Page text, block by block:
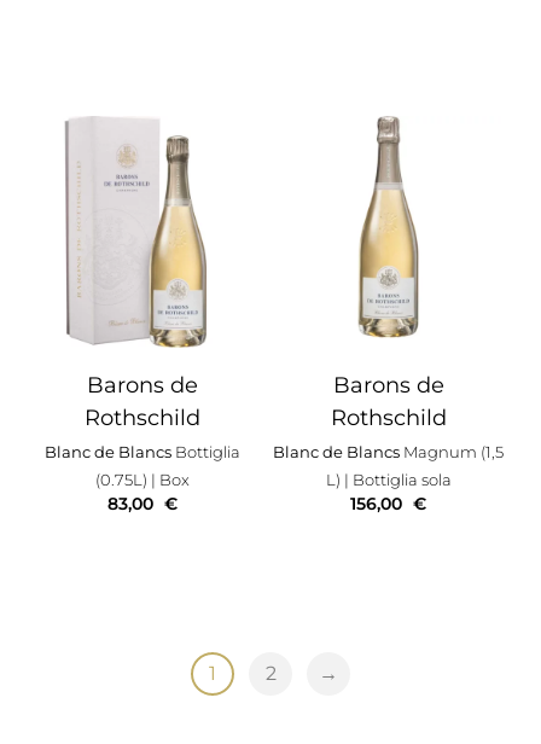
Barons de
Rothschild
Blanc de Blancs Bottiglia
(0.75L) | Box
83,00 €
Barons de
Rothschild
Blanc de Blancs Magnum (1,5
L) | Bottiglia sola
156,00 €
1 2 →